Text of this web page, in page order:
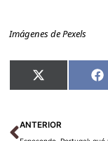
Imágenes de Pexels
Compartir
en
X
(Twitter)
Ant
ANTERIOR